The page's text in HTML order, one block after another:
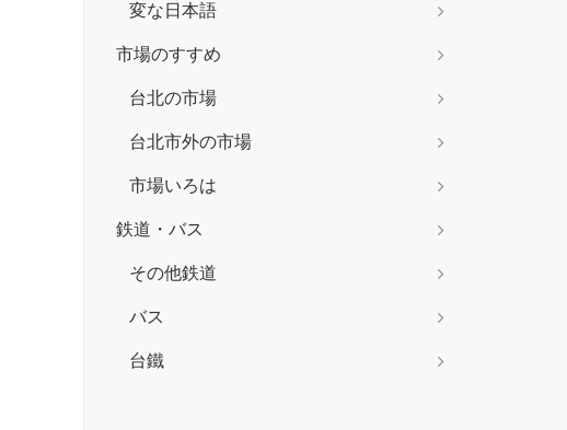
変な日本語
市場のすすめ
台北の市場
台北市外の市場
市場いろは
鉄道・バス
その他鉄道
バス
台鐵